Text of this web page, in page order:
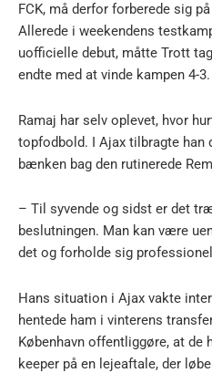
FCK, må derfor forberede sig
Allerede i weekendens
uofficielle debut, måtte Trott
endte med at vinde kampen 4-3.
Ramaj har selv oplevet, hvor
topfodbold. I Ajax tilbragte han
bænken bag den rutinerede
– Til syvende og sidst er det
beslutningen. Man kan være
det og forholde sig
Hans situation i Ajax vakte
hentede ham i vinterens
København offentliggøre, at de
keeper på en lejeaftale, der